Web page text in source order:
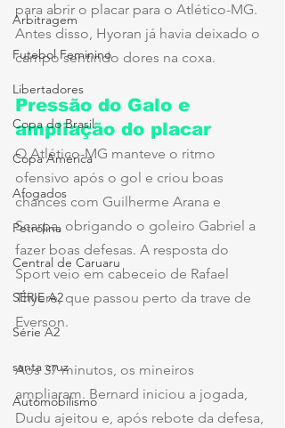
Arbitragem
Futebol Feminino
Libertadores
Copa do Brasil
Copa América
Afogados
Petrolina
Central de Caruaru
SÉRIE A2
Série A2
santa cruz
Automobilismo
para abrir o placar para o Atlético-MG.
Antes disso, Hyoran já havia deixado o
campo sentindo dores na coxa.
Pressão do Galo e
ampliação do placar
O Atlético-MG manteve o ritmo
ofensivo após o gol e criou boas
chances com Guilherme Arana e
Scarpa, obrigando o goleiro Gabriel a
fazer boas defesas. A resposta do
Sport veio em cabeceio de Rafael
Thyere, que passou perto da trave de
Everson.
Aos 37 minutos, os mineiros
ampliaram. Bernard iniciou a jogada,
Dudu ajeitou e, após rebote da defesa,